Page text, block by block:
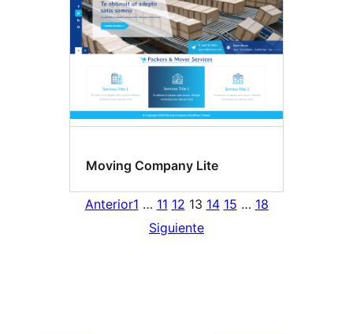
Moving Company Lite
Anterior1 … 11 12 13 14 15 … 18
Siguiente